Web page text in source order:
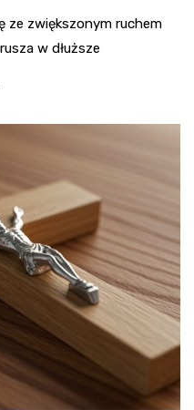
ze zwiększonym ruchem
w dłuższe